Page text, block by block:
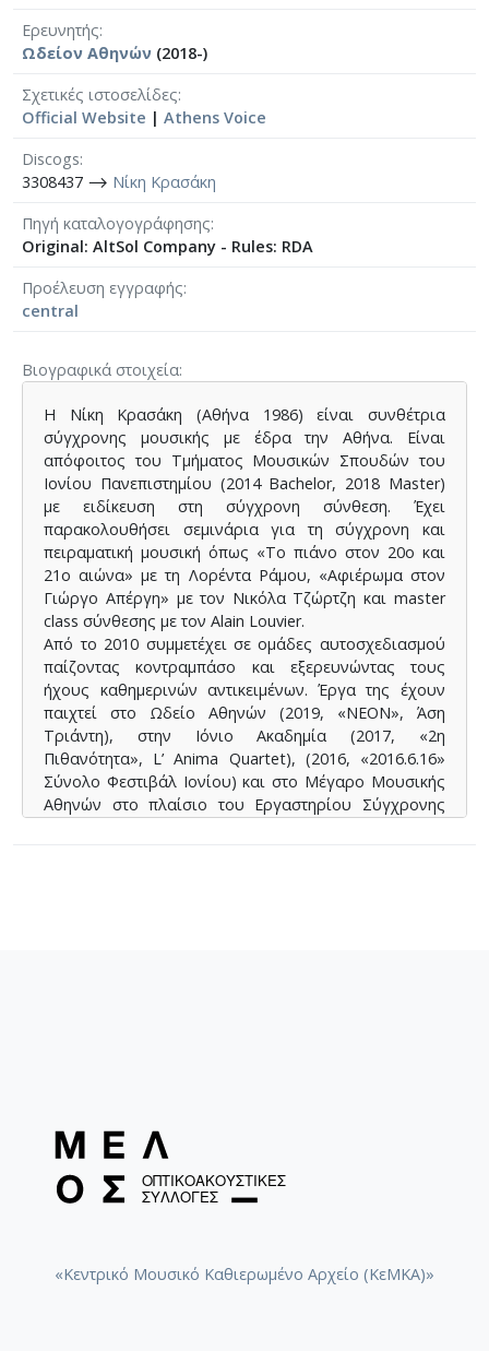
Ερευνητής
Ωδείον Αθηνών (2018-)
Σχετικές ιστοσελίδες
Official Website | Athens Voice
Discogs
3308437 ⟶ Νίκη Κρασάκη
Πηγή καταλογογράφησης
Original: AltSol Company - Rules: RDA
Προέλευση εγγραφής
central
Βιογραφικά στοιχεία
Η Νίκη Κρασάκη (Αθήνα 1986) είναι συνθέτρια
σύγχρονης μουσικής με έδρα την Αθήνα. Είναι
απόφοιτος του Τμήματος Μουσικών Σπουδών του
Ιονίου Πανεπιστημίου (2014 Bachelor, 2018 Master)
με ειδίκευση στη σύγχρονη σύνθεση. Έχει
παρακολουθήσει σεμινάρια για τη σύγχρονη και
πειραματική μουσική όπως «Το πιάνο στον 20ο και
21ο αιώνα» με τη Λορέντα Ράμου, «Αφιέρωμα στον
Γιώργο Απέργη» με τον Νικόλα Τζώρτζη και master
class σύνθεσης με τον Alain Louvier.
Από το 2010 συμμετέχει σε ομάδες αυτοσχεδιασμού
παίζοντας κοντραμπάσο και εξερευνώντας τους
ήχους καθημερινών αντικειμένων. Έργα της έχουν
παιχτεί στο Ωδείο Αθηνών (2019, «ΝΕΟΝ», Άση
Τριάντη), στην Ιόνιο Ακαδημία (2017, «2η
Πιθανότητα», L’ Anima Quartet), (2016, «2016.6.16»
Σύνολο Φεστιβάλ Ιονίου) και στο Μέγαρο Μουσικής
Αθηνών στο πλαίσιο του Εργαστηρίου Σύγχρονης
«Κεντρικό Μουσικό Καθιερωμένο Αρχείο (ΚεΜΚΑ)»